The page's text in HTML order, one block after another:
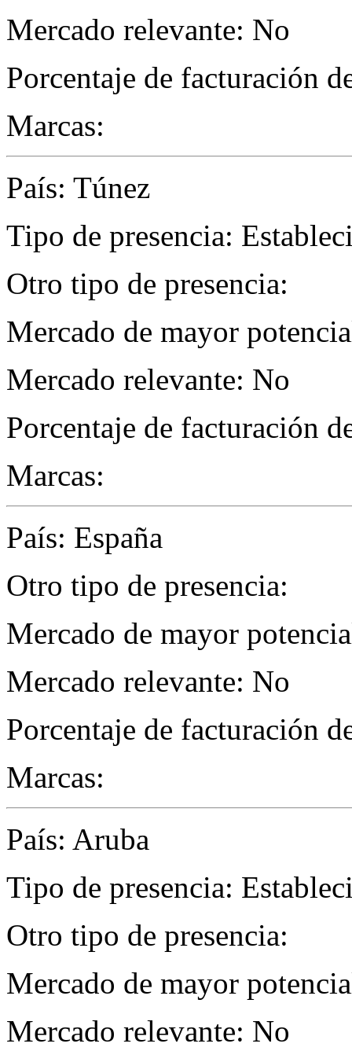
Mercado relevante: No
Porcentaje de facturación
Marcas:
País: Túnez
Tipo de presencia:
Otro tipo de presencia:
Mercado de mayor
Mercado relevante: No
Porcentaje de facturación
Marcas:
País: España
Otro tipo de presencia:
Mercado de mayor
Mercado relevante: No
Porcentaje de facturación
Marcas:
País: Aruba
Tipo de presencia:
Otro tipo de presencia:
Mercado de mayor
Mercado relevante: No